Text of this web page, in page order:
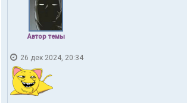
Автор темы
26 дек 2024, 20:34